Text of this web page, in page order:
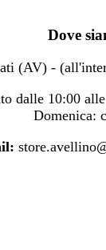
Dove
(AV) -
dalle 10:00
Domenica: